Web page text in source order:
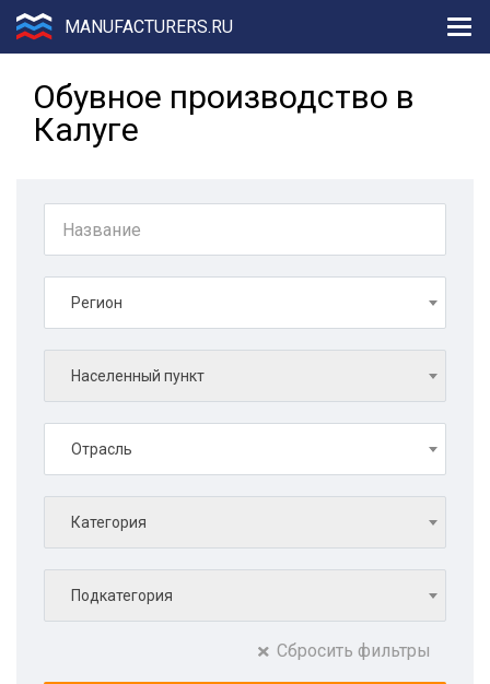
MANUFACTURERS.RU
Обувное производство в
Калуге
Регион
Населенный пункт
Отрасль
Категория
Подкатегория
Сбросить фильтры